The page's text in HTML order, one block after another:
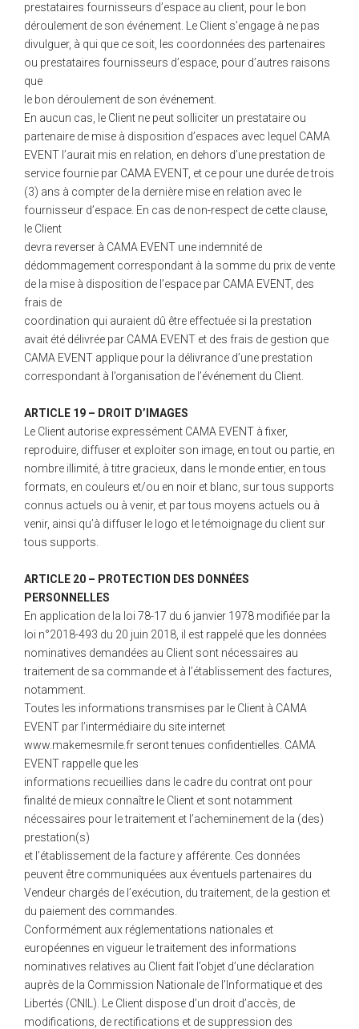
prestataires fournisseurs d’espace au client, pour le bon
déroulement de son événement. Le Client s’engage à ne pas
divulguer, à qui que ce soit, les coordonnées des partenaires
ou prestataires fournisseurs d’espace, pour d’autres raisons
que
le bon déroulement de son événement.
En aucun cas, le Client ne peut solliciter un prestataire ou
partenaire de mise à disposition d’espaces avec lequel CAMA
EVENT l’aurait mis en relation, en dehors d’une prestation de
service fournie par CAMA EVENT, et ce pour une durée de trois
(3) ans à compter de la dernière mise en relation avec le
fournisseur d’espace. En cas de non-respect de cette clause,
le Client
devra reverser à CAMA EVENT une indemnité de
dédommagement correspondant à la somme du prix de vente
de la mise à disposition de l’espace par CAMA EVENT, des
frais de
coordination qui auraient dû être effectuée si la prestation
avait été délivrée par CAMA EVENT et des frais de gestion que
CAMA EVENT applique pour la délivrance d’une prestation
correspondant à l’organisation de l’événement du Client.
ARTICLE 19 – DROIT D’IMAGES
Le Client autorise expressément CAMA EVENT à fixer,
reproduire, diffuser et exploiter son image, en tout ou partie, en
nombre illimité, à titre gracieux, dans le monde entier, en tous
formats, en couleurs et/ou en noir et blanc, sur tous supports
connus actuels ou à venir, et par tous moyens actuels ou à
venir, ainsi qu’à diffuser le logo et le témoignage du client sur
tous supports.
ARTICLE 20 – PROTECTION DES DONNÉES
PERSONNELLES
En application de la loi 78-17 du 6 janvier 1978 modifiée par la
loi n°2018-493 du 20 juin 2018, il est rappelé que les données
nominatives demandées au Client sont nécessaires au
traitement de sa commande et à l’établissement des factures,
notamment.
Toutes les informations transmises par le Client à CAMA
EVENT par l’intermédiaire du site internet
www.makemesmile.fr seront tenues confidentielles. CAMA
EVENT rappelle que les
informations recueillies dans le cadre du contrat ont pour
finalité de mieux connaître le Client et sont notamment
nécessaires pour le traitement et l’acheminement de la (des)
prestation(s)
et l’établissement de la facture y afférente. Ces données
peuvent être communiquées aux éventuels partenaires du
Vendeur chargés de l’exécution, du traitement, de la gestion et
du paiement des commandes.
Conformément aux réglementations nationales et
européennes en vigueur le traitement des informations
nominatives relatives au Client fait l’objet d’une déclaration
auprès de la Commission Nationale de l’Informatique et des
Libertés (CNIL). Le Client dispose d’un droit d’accès, de
modifications, de rectifications et de suppression des